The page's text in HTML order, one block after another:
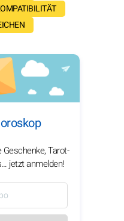
Tarot-
jetzt anmelden!